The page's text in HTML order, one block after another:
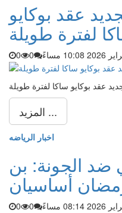
عقد بوكايو
0
0
المزيد ...
اخبار الرياضه
ضد الجونة: بن
أساسيان
0
0